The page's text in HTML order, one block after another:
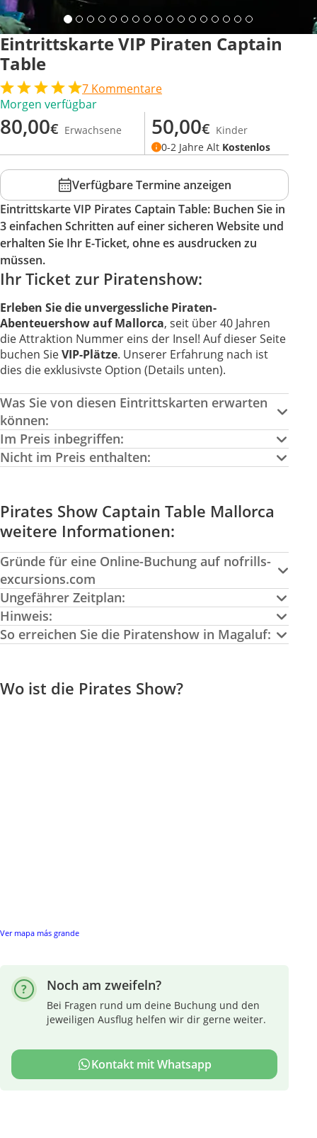
Eintrittskarte VIP Piraten Captain
Table
7 Kommentare
Morgen verfügbar
80,00€ Erwachsene 50,00€ Kinder
0-2 Jahre Alt Kostenlos
Verfügbare Termine anzeigen
Eintrittskarte VIP Pirates Captain Table: Buchen Sie in
3 einfachen Schritten auf einer sicheren Website und
erhalten Sie Ihr E-Ticket, ohne es ausdrucken zu
müssen.
Ihr Ticket zur Piratenshow:
Erleben Sie die unvergessliche Piraten-
Abenteuershow auf Mallorca, seit über 40 Jahren
die Attraktion Nummer eins der Insel! Auf dieser Seite
buchen SieVIP-Plätze. Unserer Erfahrung nach ist
dies die exklusivste Option (Details unten).
Was Sie von diesen Eintrittskarten erwarten
können:
Im Preis inbegriffen:
Nicht im Preis enthalten:
Pirates Show Captain Table Mallorca
weitere Informationen:
Gründe für eine Online-Buchung auf nofrills-
excursions.com
Ungefährer Zeitplan:
Hinweis:
So erreichen Sie die Piratenshow in Magaluf:
Wo ist die Pirates Show?
Ver mapa más grande
Noch am zweifeln?
Bei Fragen rund um deine Buchung und den
jeweiligen Ausflug helfen wir dir gerne weiter.
Kontakt mit Whatsapp